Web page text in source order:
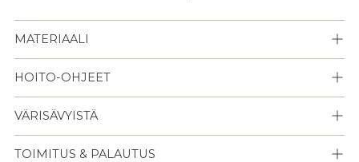
MATERIAALI
HOITO-OHJEET
VÄRISÄVYISTÄ
TOIMITUS & PALAUTUS